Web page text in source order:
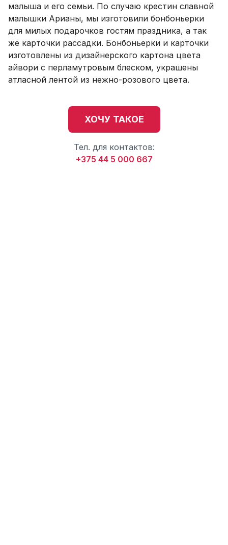
малыша и его семьи. По случаю крестин славной
малышки Арианы, мы изготовили бонбоньерки
для милых подарочков гостям праздника, а так
же карточки рассадки. Бонбоньерки и карточки
изготовлены из дизайнерского картона цвета
айвори с перламутровым блеском, украшены
атласной лентой из нежно-розового цвета.
ХОЧУ ТАКОЕ
Тел. для контактов:
+375 44 5 000 667